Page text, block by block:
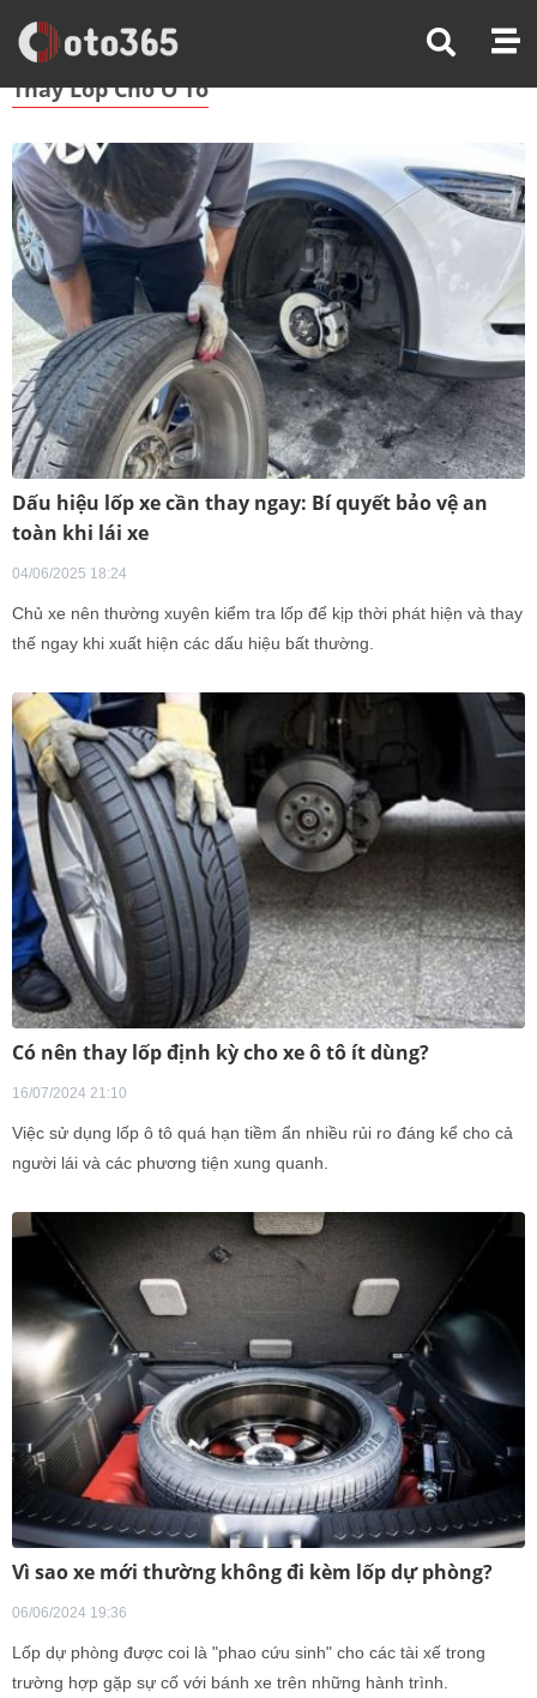
Trang Chủ Thay Lốp Cho Ô Tô
Thay Lốp Cho Ô Tô
Dấu hiệu lốp xe cần thay ngay: Bí quyết bảo vệ an
toàn khi lái xe
04/06/2025 18:24
Chủ xe nên thường xuyên kiểm tra lốp để kịp thời phát hiện và thay
thế ngay khi xuất hiện các dấu hiệu bất thường.
Có nên thay lốp định kỳ cho xe ô tô ít dùng?
16/07/2024 21:10
Việc sử dụng lốp ô tô quá hạn tiềm ẩn nhiều rủi ro đáng kể cho cả
người lái và các phương tiện xung quanh.
Vì sao xe mới thường không đi kèm lốp dự phòng?
06/06/2024 19:36
Lốp dự phòng được coi là "phao cứu sinh" cho các tài xế trong
trường hợp gặp sự cố với bánh xe trên những hành trình.